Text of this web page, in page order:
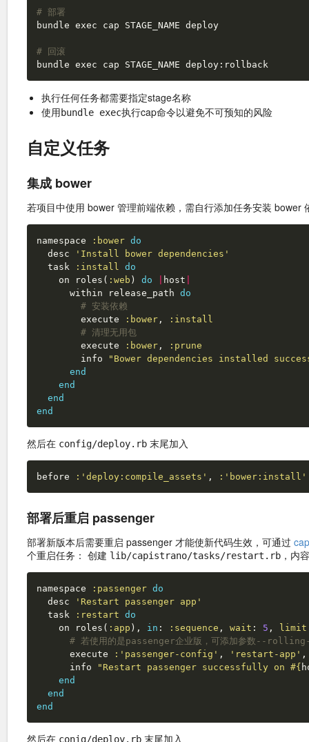
# 部署
bundle exec
# 回滚
bundle exec
执行任何任务都需要指定stage名称
使用bundle exec执行cap命令以避免不可预知的风险
自定义任务
集成 bower
若项目中使用 bower 管理前端依赖，需自行添加任务安装 bower
namespace :bower do
desc
'Install bower dependencies'
task
:install
do
on
roles ( :web ) do host
within
release_path do
# 安装依赖
execute
:bower ,
:install
# 清理无用包
execute
:bower ,
:prune
info
"Bower dependencies installed
end
end
end
end
然后在 config/deploy.rb 末尾加入
before :'deploy:compile_assets' , :'bower:install'
部署后重启 passenger
部署新版本后需要重启 passenger 才能使新代码生效，可通过
个重启任务： 创建 lib/capistrano/tasks/restart.rb ，内
namespace :passenger do
desc
'Restart passenger app'
task
:restart do
on
roles ( :app ), in : :sequence , wait : 5 , limit
# 若使用的是passenger企业版，可添加参数--
execute
:'passenger-config' , 'restart-app' ,
info
"Restart passenger successfully on #{
end
end
end
然后在 conig/deploy.rb 末尾加入